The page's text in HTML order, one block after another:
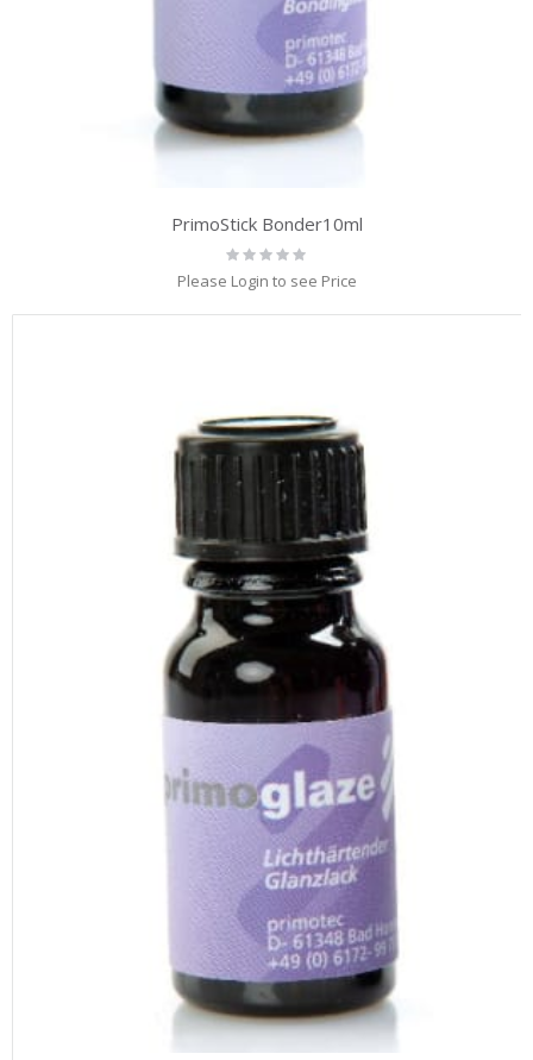
PrimoStick Bonder10ml
Rating:
0%
Please Login to see Price